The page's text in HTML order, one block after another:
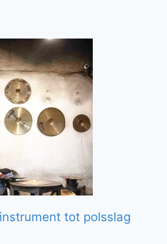
tot polsslag